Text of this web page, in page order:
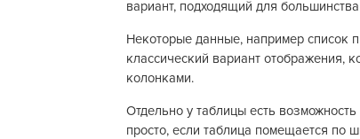
вариант, подходящий для
Некоторые данные, например список
классический вариант отображения,
колонками.
Отдельно у таблицы есть
просто, если таблица помещается по